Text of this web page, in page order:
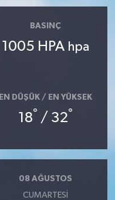
BASINÇ
1005 HPA hpa
EN DÜŞÜK / EN YÜKSEK
18° / 32°
08 AĞUSTOS
CUMARTESI